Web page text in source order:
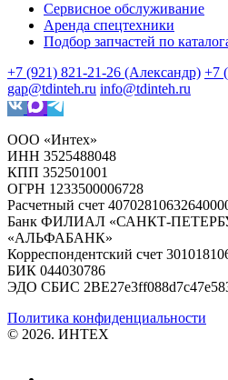
Сервисное обслуживание
Аренда спецтехники
Подбор запчастей по
+7 (921) 821-21-26 (Александр) +7
gap@tdinteh.ru info@tdinteh.ru
ООО «Интех»
ИНН 3525488048
КПП 352501001
ОГРН 1233500006728
Расчетный счет
Банк ФИЛИАЛ «САНКТ-
«АЛЬФАБАНК»
Корреспондентский счет
БИК 044030786
ЭДО СБИС
Политика конфиденциальности
© 2026. ИНТЕХ